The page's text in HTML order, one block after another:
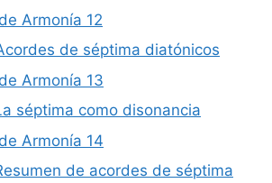
Armonía 12
de séptima diatónicos
Armonía 13
séptima como disonancia
Armonía 14
de acordes de séptima